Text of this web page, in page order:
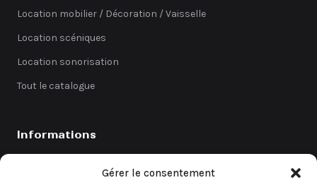
Gérer le consentement
Location mobilier / Décoration / Vaisselle
Location scéniques
Location sonorisation
Tout le catalogue
Informations